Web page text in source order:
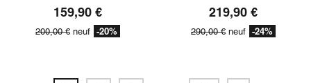
159,90 €
200,00 € neuf -20%
219,90 €
290,00 € neuf -24%